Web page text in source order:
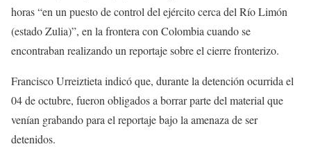
horas “en un puesto de control del ejército cerca del Río Limón
(estado Zulia)”, en la frontera con Colombia cuando se
encontraban realizando un reportaje sobre el cierre fronterizo.
Francisco Urreiztieta indicó que, durante la detención ocurrida el
04 de octubre, fueron obligados a borrar parte del material que
venían grabando para el reportaje bajo la amenaza de ser
detenidos.